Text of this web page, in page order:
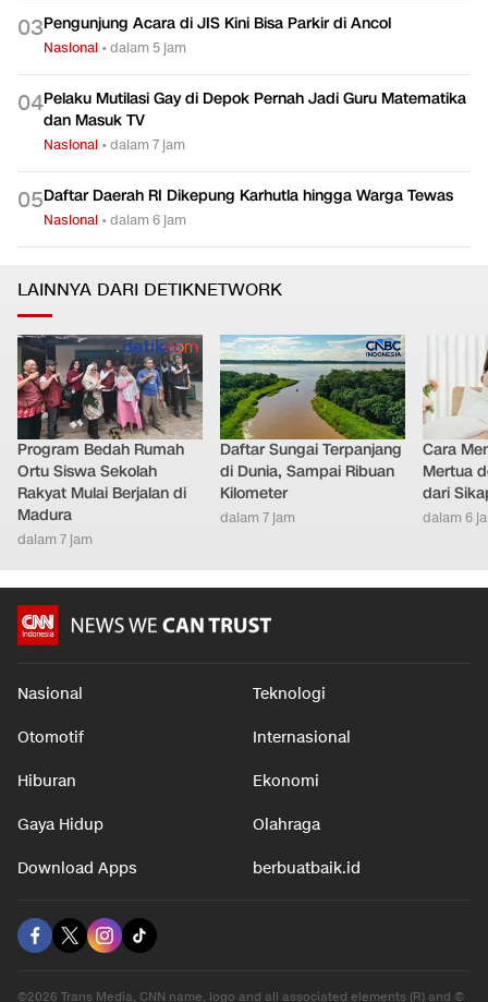
03Pengunjung Acara di JIS Kini Bisa Parkir di Ancol
Nasional •dalam 5 jam
04Pelaku Mutilasi Gay di Depok Pernah Jadi Guru Matematika
dan Masuk TV
Nasional •dalam 7 jam
05Daftar Daerah RI Dikepung Karhutla hingga Warga Tewas
Nasional •dalam 6 jam
LAINNYA DARI DETIKNETWORK
Program Bedah Rumah
Ortu Siswa Sekolah
Rakyat Mulai Berjalan di
Madura
dalam 7 jam
Daftar Sungai Terpanjang
di Dunia, Sampai Ribuan
Kilometer
dalam 7 jam
Cara
Mertua
dari
dalam 6
Nasional Teknologi
Otomotif Internasional
Hiburan Ekonomi
Gaya Hidup Olahraga
Download Apps berbuatbaik.id
©2026 Trans Media, CNN name, logo and all associated elements (R) and ©